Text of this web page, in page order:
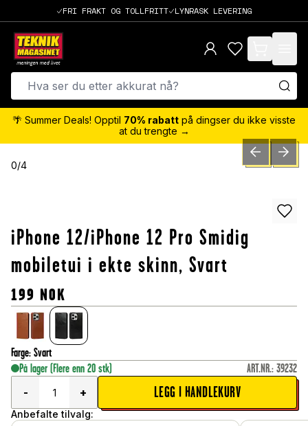
FRI FRAKT OG TOLLFRITT LYNRASK LEVERING
items in cart,
🌴 Summer Deals! Opptil 70% rabatt på dingser du ikke visste
at du trengte →
0/4 PREVIOUSNEXT
iPhone 12/iPhone 12 Pro Smidig
mobiletui i ekte skinn, Svart
199 NOK
Farge: Svart
På lager (Flere enn 20 stk) ART.NR.: 39232
-
+ LEGG I HANDLEKURV
Anbefalte tilvalg: